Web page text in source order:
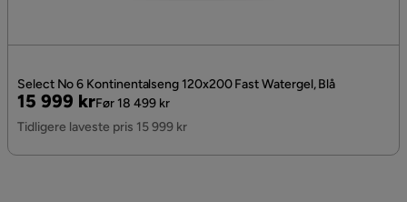
Select No 6 Kontinentalseng 120x200 Fast Watergel, Blå
Pris
15 999 kr
Original
Pris
Før 18 499 kr
Tidligere laveste pris 15 999 kr